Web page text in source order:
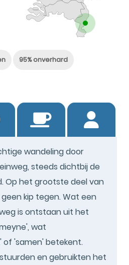
95% onverhard
wandeling door
steeds dichtbij de
Op het grootste deel van
kip tegen. Wat een
is ontstaan uit het
wat
of 'samen' betekent.
en gebruikten het